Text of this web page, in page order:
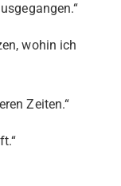
wohin ich
Zeiten.“